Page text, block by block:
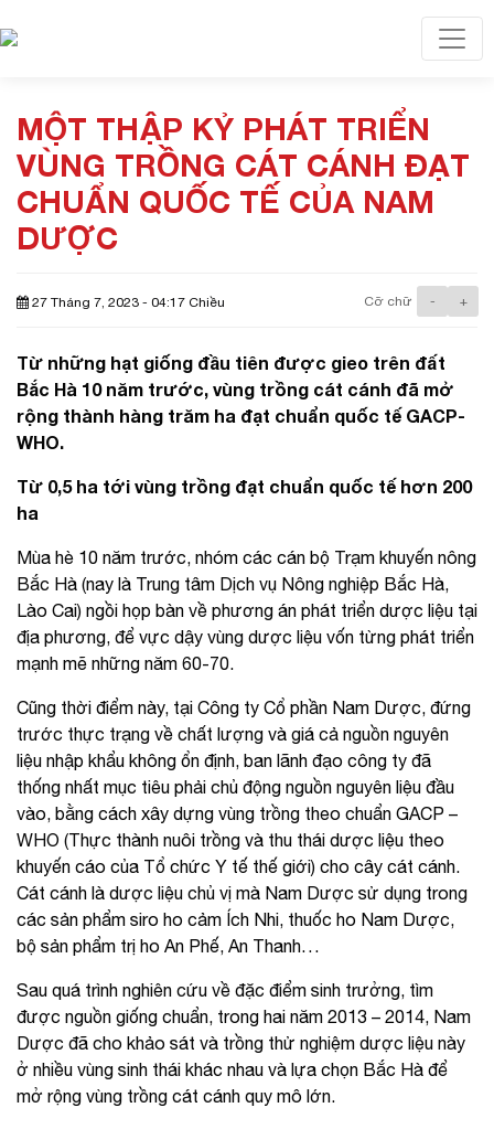
MỘT THẬP KỶ PHÁT TRIỂN
VÙNG TRỒNG CÁT CÁNH ĐẠT
CHUẨN QUỐC TẾ CỦA NAM
DƯỢC
27 Tháng 7, 2023 - 04:17 Chiều Cỡ chữ - +
Từ những hạt giống đầu tiên được gieo trên đất
Bắc Hà 10 năm trước, vùng trồng cát cánh đã mở
rộng thành hàng trăm ha đạt chuẩn quốc tế GACP-
WHO.
Từ 0,5 ha tới vùng trồng đạt chuẩn quốc tế hơn 200
ha
Mùa hè 10 năm trước, nhóm các cán bộ Trạm khuyến nông
Bắc Hà (nay là Trung tâm Dịch vụ Nông nghiệp Bắc Hà,
Lào Cai) ngồi họp bàn về phương án phát triển dược liệu tại
địa phương, để vực dậy vùng dược liệu vốn từng phát triển
mạnh mẽ những năm 60-70.
Cũng thời điểm này, tại Công ty Cổ phần Nam Dược, đứng
trước thực trạng về chất lượng và giá cả nguồn nguyên
liệu nhập khẩu không ổn định, ban lãnh đạo công ty đã
thống nhất mục tiêu phải chủ động nguồn nguyên liệu đầu
vào, bằng cách xây dựng vùng trồng theo chuẩn GACP –
WHO (Thực thành nuôi trồng và thu thái dược liệu theo
khuyến cáo của Tổ chức Y tế thế giới) cho cây cát cánh.
Cát cánh là dược liệu chủ vị mà Nam Dược sử dụng trong
các sản phẩm siro ho cảm Ích Nhi, thuốc ho Nam Dược,
bộ sản phẩm trị ho An Phế, An Thanh…
Sau quá trình nghiên cứu về đặc điểm sinh trưởng, tìm
được nguồn giống chuẩn, trong hai năm 2013 – 2014, Nam
Dược đã cho khảo sát và trồng thử nghiệm dược liệu này
ở nhiều vùng sinh thái khác nhau và lựa chọn Bắc Hà để
mở rộng vùng trồng cát cánh quy mô lớn.